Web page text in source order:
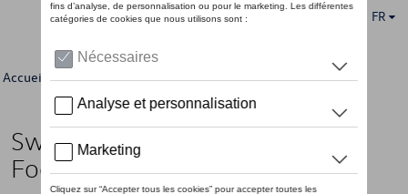
FR
Accueil >Pour vous >Football Collection > Détail
Sweat à capuche VW « We Drive
Football », bleu - M